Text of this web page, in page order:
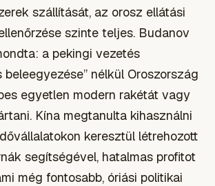
szállítását, az orosz ellátási
szinte teljes. Budanov
a pekingi vezetés
beleegyezése” nélkül Oroszország
egyetlen modern rakétát vagy
Kína megtanulta kihasználni
keresztül létrehozott
segítségével, hatalmas profitot
még fontosabb, óriási politikai